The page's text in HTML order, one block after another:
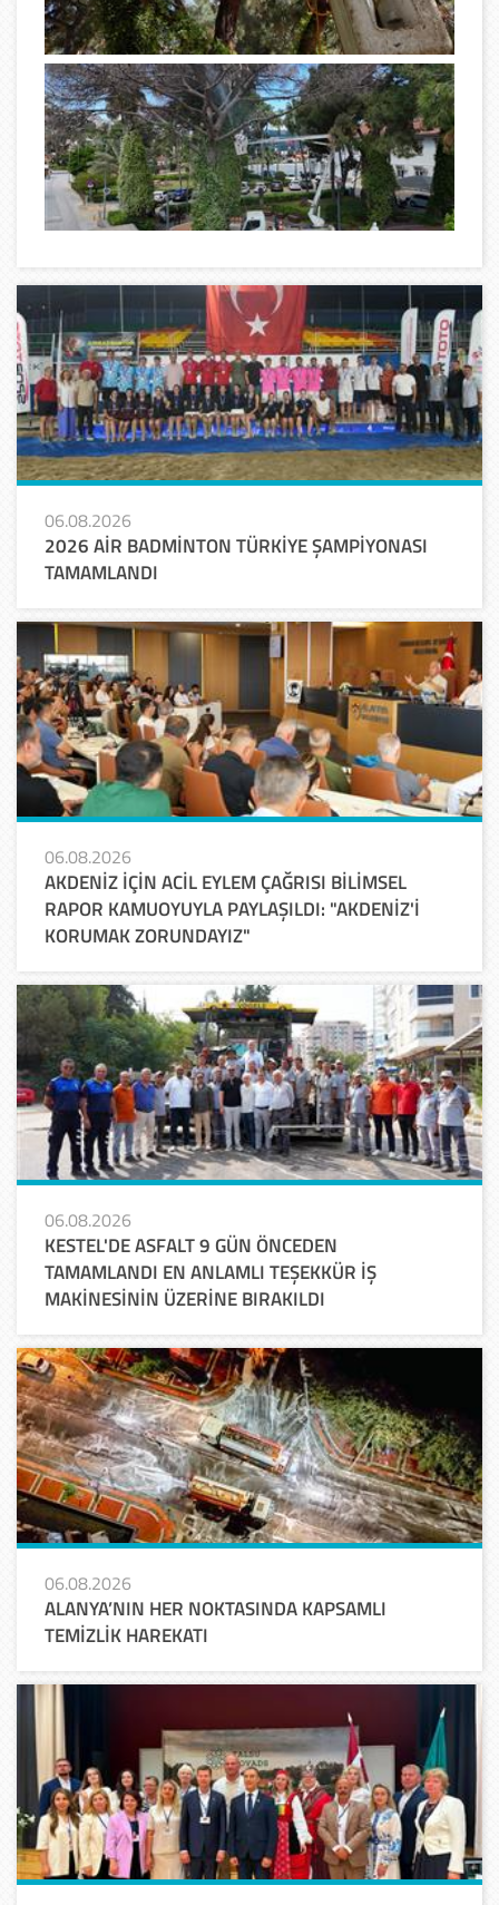
06.08.2026
2026 AİR BADMİNTON TÜRKİYE ŞAMPİYONASI
TAMAMLANDI
06.08.2026
AKDENİZ İÇİN ACİL EYLEM ÇAĞRISI BİLİMSEL
RAPOR KAMUOYUYLA PAYLAŞILDI: "AKDENİZ'İ
KORUMAK ZORUNDAYIZ"
06.08.2026
KESTEL'DE ASFALT 9 GÜN ÖNCEDEN
TAMAMLANDI EN ANLAMLI TEŞEKKÜR İŞ
MAKİNESİNİN ÜZERİNE BIRAKILDI
06.08.2026
ALANYA’NIN HER NOKTASINDA KAPSAMLI
TEMİZLİK HAREKATI